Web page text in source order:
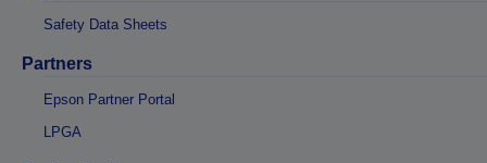
Safety Data Sheets
Partners
Epson Partner Portal
LPGA